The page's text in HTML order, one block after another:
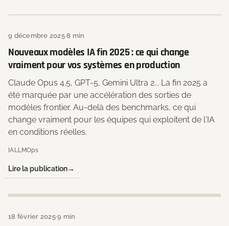
9 décembre 2025·8 min
Nouveaux modèles IA fin 2025 : ce qui change
vraiment pour vos systèmes en production
Claude Opus 4.5, GPT-5, Gemini Ultra 2... La fin 2025 a
été marquée par une accélération des sorties de
modèles frontier. Au-delà des benchmarks, ce qui
change vraiment pour les équipes qui exploitent de l'IA
en conditions réelles.
IALLMOps
Lire la publication
18 février 2025·9 min